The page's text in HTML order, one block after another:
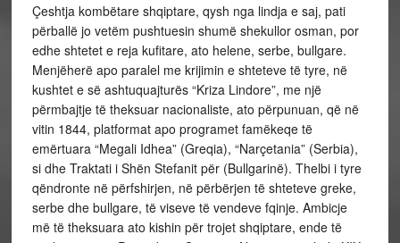
Çeshtja kombëtare shqiptare, qysh nga lindja e saj, pati
përballë jo vetëm pushtuesin shumë shekullor osman, por
edhe shtetet e reja kufitare, ato helene, serbe, bullgare.
Menjëherë apo paralel me krijimin e shteteve të tyre, në
kushtet e së ashtuquajturës “Kriza Lindore”, me një
përmbajtje të theksuar nacionaliste, ato përpunuan, që në
vitin 1844, platformat apo programet famëkeqe të
emërtuara “Megali Idhea” (Greqia), “Narçetania” (Serbia),
si dhe Traktati i Shën Stefanit për (Bullgarinë). Thelbi i tyre
qëndronte në përfshirjen, në përbërjen të shteteve greke,
serbe dhe bullgare, të viseve të vendeve fqinje. Ambicje
më të theksuara ato kishin për trojet shqiptare, ende të